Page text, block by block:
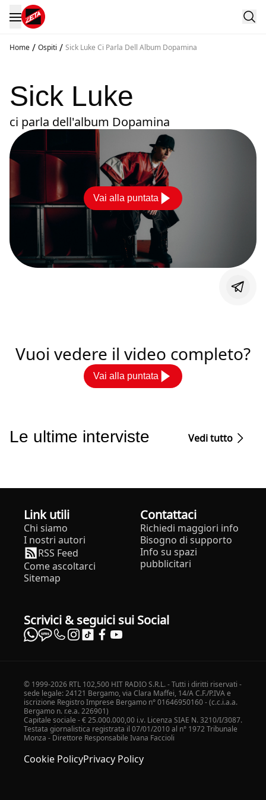
Home / Ospiti / Sick Luke Ci Parla Dell Album Dopamina
Sick Luke
ci parla dell'album Dopamina
Vai alla puntata
Vuoi vedere il video completo?
Vai alla puntata
Le ultime interviste Vedi tutto
Link utili
Chi siamo
I nostri autori
RSS Feed
Come ascoltarci
Sitemap
Contattaci
Richiedi maggiori info
Bisogno di supporto
Info su spazi
pubblicitari
Scrivici & seguici sui Social
© 1999-2026 RTL 102,500 HIT RADIO S.R.L. - Tutti i diritti riservati -
sede legale: 24121 Bergamo, via Clara Maffei, 14/A C.F./P.IVA e
iscrizione Registro Imprese Bergamo n° 01646950160 - (c.c.i.a.a.
Bergamo n. r.e.a. 226901)
Capitale sociale - € 25.000.000,00 i.v. Licenza SIAE N. 3210/I/3087.
Testata giornalistica registrata il 07/01/2010 al n° 1972 Tribunale
Monza - Direttore Responsabile Ivana Faccioli
Cookie PolicyPrivacy Policy